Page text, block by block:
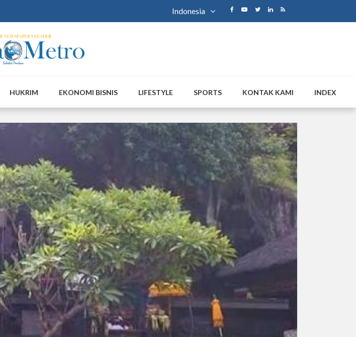
Indonesia
HUKRIM EKONOMI BISNIS LIFESTYLE SPORTS KONTAK KAMI INDEX